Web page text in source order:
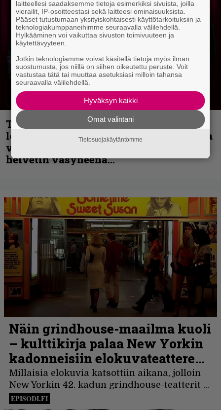
Thrash ’n’ roll -yhtye Madred ryydittää
levyjulkaisua keikkareissulla kuvatulla
videolla – ”Oltiin pakussa kusihädässä
helvetin väsyneenä…”
laitteellesi saadaksemme tietoja esimerkiksi sivuista, joilla
vierailit, IP-osoitteestasi sekä laitteesi ominaisuuksista.
Pääset tutustumaan yksityiskohtaisesti käyttötarkoituksiin ja
teknologiakumppaneihimme seuraavalla välilehdellä.
Hylkääminen voi vaikuttaa sivuston toimivuuteen ja
käytettävyyteen.
Jotkin teknologiamme voivat käsitellä tietoja myös ilman
suostumusta, jos niillä on siihen oikeutettu peruste. Voit
vastustaa tätä tai muuttaa asetuksiasi milloin tahansa
seuraavalla välilehdellä.
Hyväksyn kaikki
Omat valintani
Tietosuojakäytäntömme